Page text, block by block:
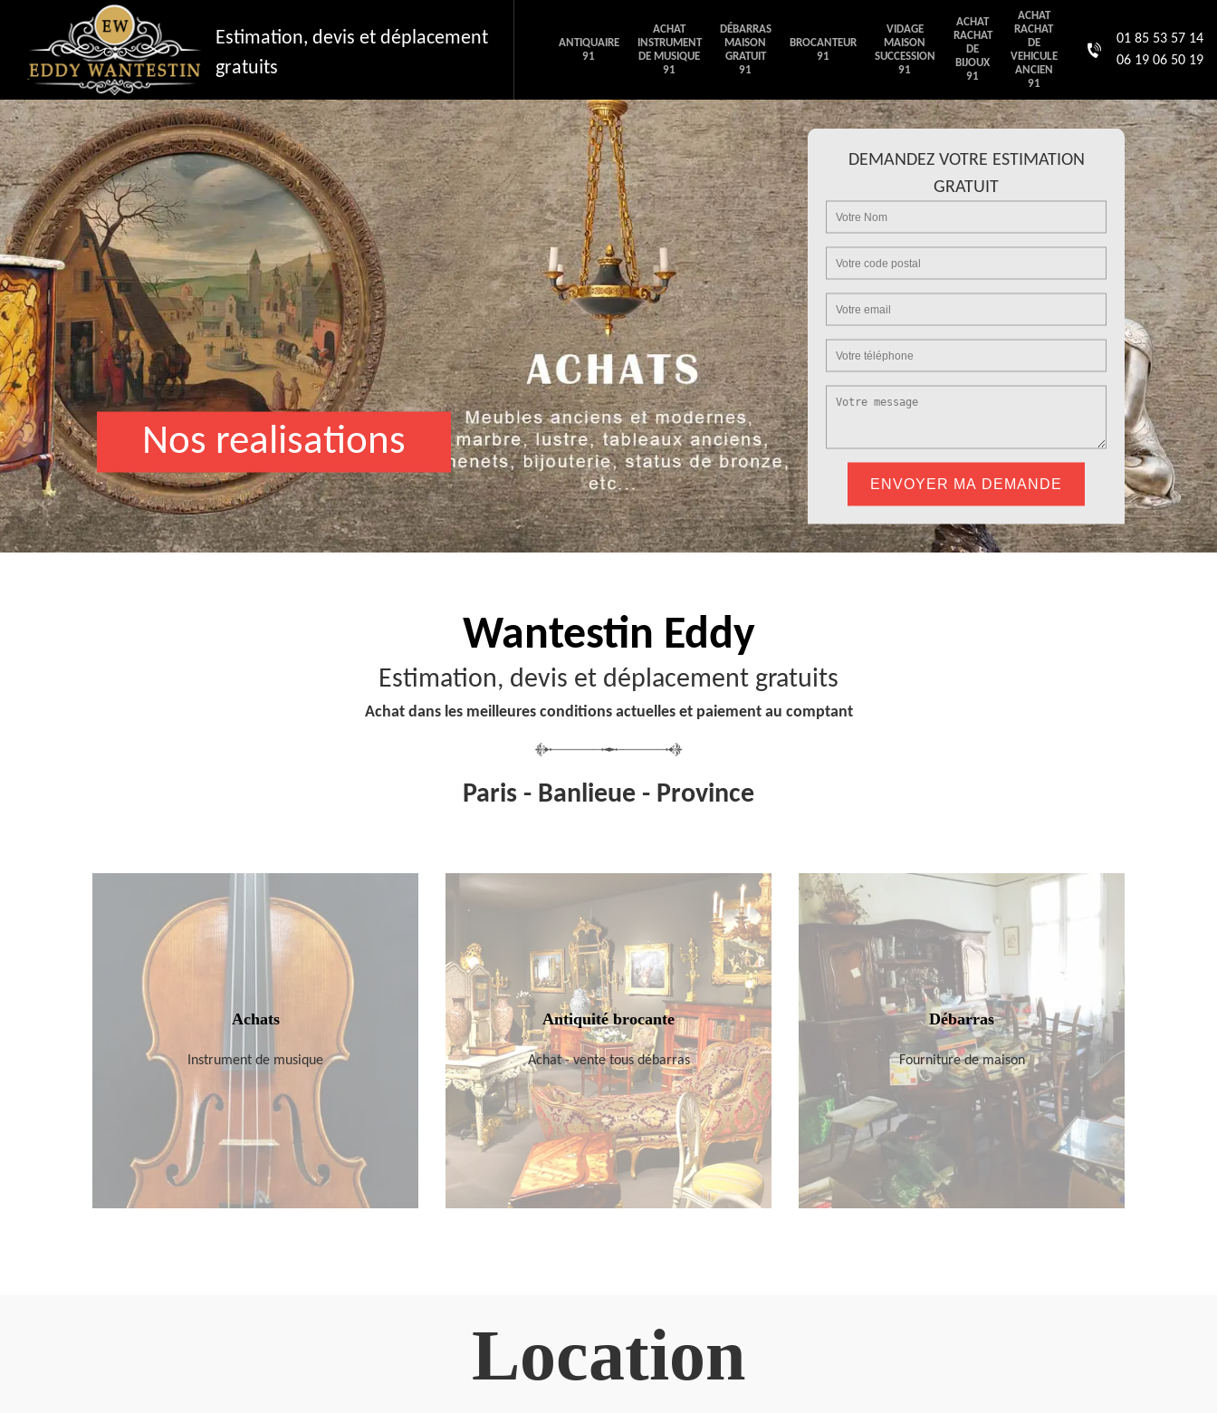
Estimation, devis et déplacement
gratuits
ANTIQUAIRE
91
ACHAT
INSTRUMENT
DE MUSIQUE
91
DÉBARRAS
MAISON
GRATUIT
91
BROCANTEUR
91
VIDAGE
MAISON
SUCCESSION
91
ACHAT
RACHAT
DE
BIJOUX
91
ACHAT
RACHAT
DE
VEHICULE
ANCIEN
91
01 85 53 57 14
06 19 06 50 19
Nos realisations
DEMANDEZ VOTRE ESTIMATION
GRATUIT
Wantestin Eddy
Estimation, devis et déplacement gratuits
Achat dans les meilleures conditions actuelles et paiement au comptant
Paris - Banlieue - Province
Achats
Instrument de musique
Antiquité brocante
Achat - vente tous débarras
Débarras
Fourniture de maison
Location